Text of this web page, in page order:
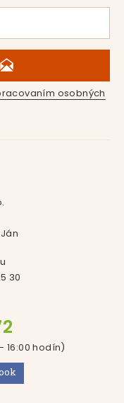
osobných
30
16:00 hodín)